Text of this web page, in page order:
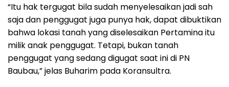
“Itu hak tergugat bila sudah menyelesaikan jadi sah
saja dan penggugat juga punya hak, dapat dibuktikan
bahwa lokasi tanah yang diselesaikan Pertamina itu
milik anak penggugat. Tetapi, bukan tanah
penggugat yang sedang digugat saat ini di PN
Baubau,” jelas Buharim pada Koransultra.